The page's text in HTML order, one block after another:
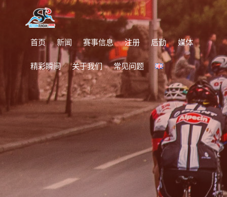
首页 新闻 赛事信息 注册 后勤 媒体
精彩瞬间 关于我们 常见问题